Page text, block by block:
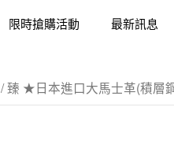
限時搶購活動 最新訊息
/ 臻 ★日本進口大馬士革(積層